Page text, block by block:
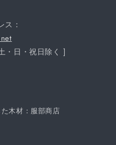
ス：
・日・祝日除く ]
木材：服部商店